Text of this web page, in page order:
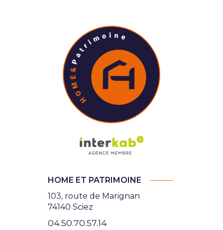
HOME ET PATRIMOINE
103, route de Marignan
74140 Sciez
04.50.70.57.14